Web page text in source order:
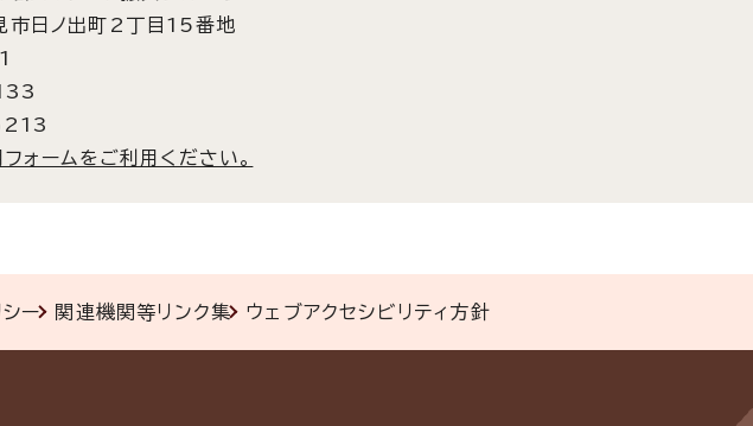
日ノ出町2丁目15番地
ォームをご利用ください。
ー 関連機関等リンク集 ウェブアクセシビリティ方針